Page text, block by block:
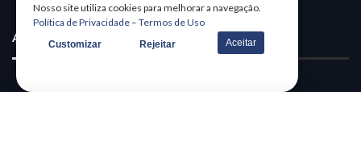
ASSINE A NOSSA NEWSLETTER!
Nosso site utiliza cookies para melhorar a navegação.
Política de Privacidade – Termos de Uso
Customizar Rejeitar Aceitar